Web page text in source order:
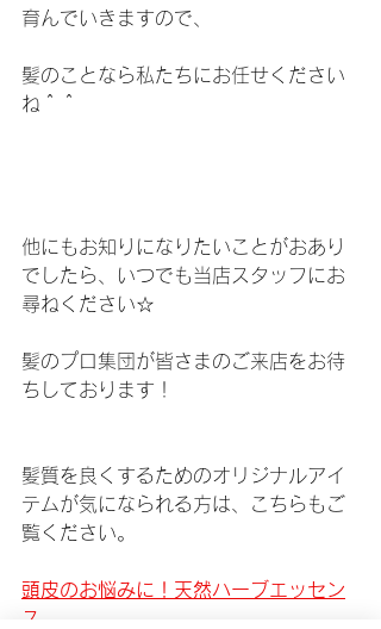
育んでいきますので、
髪のことなら私たちにお任せください
ね＾＾
他にもお知りになりたいことがおあり
でしたら、いつでも当店スタッフにお
尋ねください☆
髪のプロ集団が皆さまのご来店をお待
ちしております！
髪質を良くするためのオリジナルアイ
テムが気になられる方は、こちらもご
覧ください。
頭皮のお悩みに！天然ハーブエッセン
ス